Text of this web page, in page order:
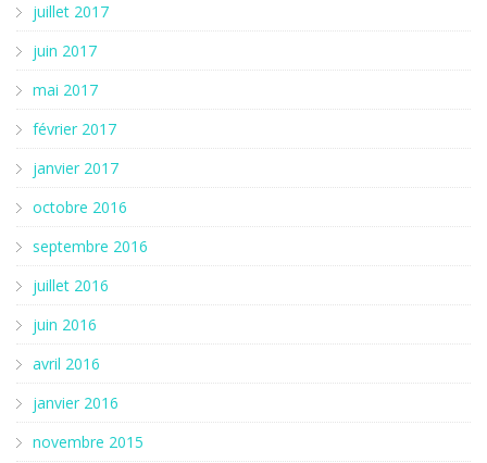
juillet 2017
juin 2017
mai 2017
février 2017
janvier 2017
octobre 2016
septembre 2016
juillet 2016
juin 2016
avril 2016
janvier 2016
novembre 2015